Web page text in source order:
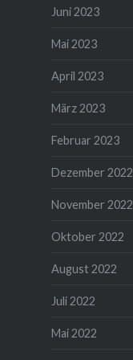
Juni 2023
Mai 2023
April 2023
März 2023
Februar 2023
Dezember 2022
November 2022
Oktober 2022
August 2022
Juli 2022
Mai 2022